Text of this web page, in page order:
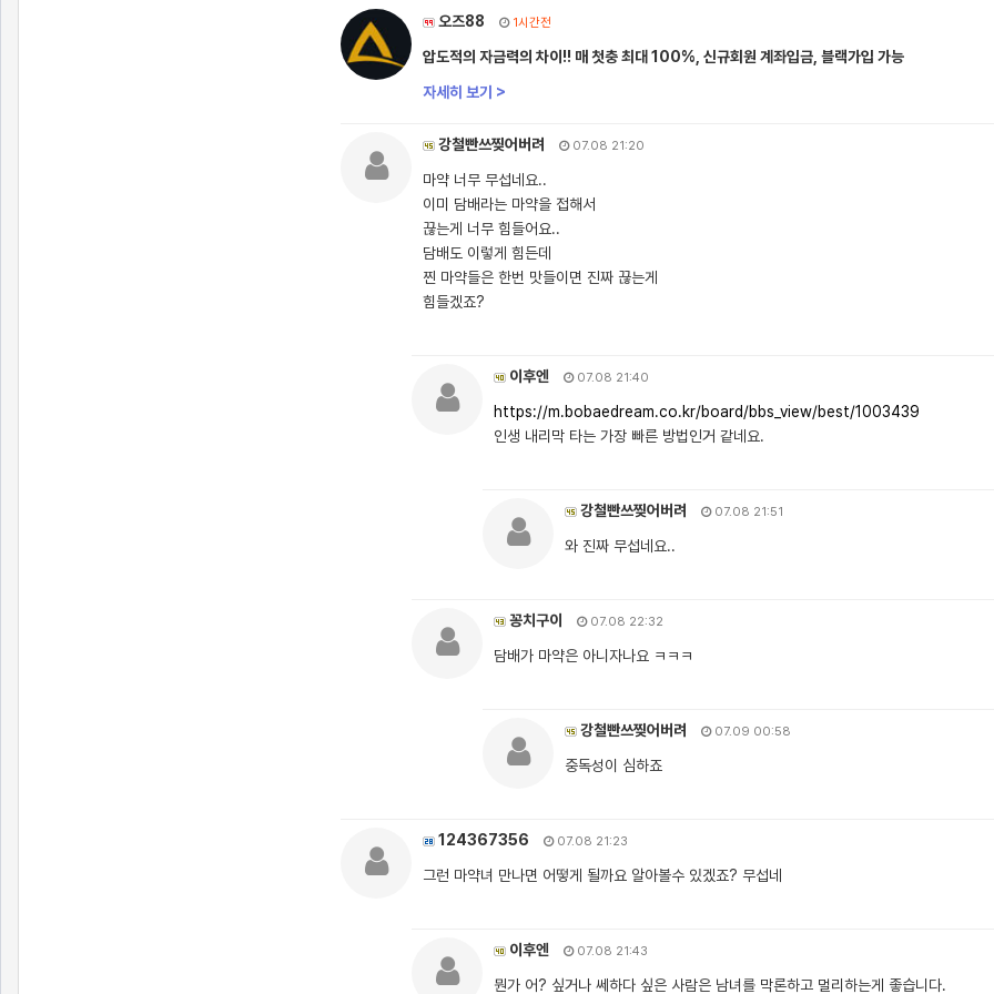
오즈88 1시간전
압도적의 자금력의 차이!! 매 첫충 최대 100%, 신규회원 계좌입금, 블랙가입 가능
자세히 보기 >
강철빤쓰찢어버려 07.08 21:20
마약 너무 무섭네요..
이미 담배라는 마약을 접해서
끊는게 너무 힘들어요..
담배도 이렇게 힘든데
찐 마약들은 한번 맛들이면 진짜 끊는게
힘들겠죠?
이후엔 07.08 21:40
https://m.bobaedream.co.kr/board/bbs_view/best/1003439
인생 내리막 타는 가장 빠른 방법인거 같네요.
강철빤쓰찢어버려 07.08 21:51
와 진짜 무섭네요..
꽁치구이 07.08 22:32
담배가 마약은 아니자나요 ㅋㅋㅋ
강철빤쓰찢어버려 07.09 00:58
중독성이 심하죠
124367356 07.08 21:23
그런 마약녀 만나면 어떻게 될까요 알아볼수 있겠죠? 무섭네
이후엔 07.08 21:43
뭔가 어? 싶거나 쎄하다 싶은 사람은 남녀를 막론하고 멀리하는게 좋습니다.